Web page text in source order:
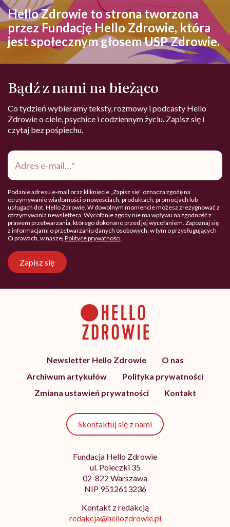
Hello Zdrowie to strona tworzona
przez Fundację Hello Zdrowie, która
jest społecznym głosem USP Zdrowie.
Bądź z nami na bieżąco
Co tydzień wybieramy teksty, rozmowy i podcasty Hello
Zdrowie o ciele, psychice i codziennym życiu. Zapisz się i
czytaj bez pośpiechu.
Adres
mail*
Podanie adresu e-mail oraz kliknięcie „Zapisz się” oznacza zgodę na
otrzymywanie wiadomości o nowościach, produktach, promocjach lub
usługach dot. Hello Zdrowie. W dowolnym momencie możesz zrezygnować z
otrzymywania newslettera. Wycofanie zgody nie ma wpływu na zgodność z
prawem przetwarzania, którego dokonano przed jej wycofaniem. Zapoznaj się
z informacjami o przetwarzaniu danych osobowych, w tym o przysługujących
Ci prawach, w naszejPolityce prywatności.
Zapisz się
Newsletter Hello Zdrowie
O nas
Archiwum artykułów
Polityka prywatności
Zmiana ustawień prywatności
Kontakt
Skontaktuj się z nami
Fundacja Hello Zdrowie
ul. Poleczki 35
02-822 Warszawa
NIP 9512613236
Kontakt z redakcją
redakcja@hellozdrowie.pl